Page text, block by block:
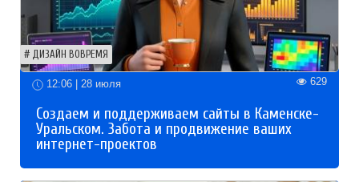
ДИЗАЙН ВОВРЕМЯ
12:06 | 28 июля 629
Создаем и поддерживаем сайты в Каменске-
Уральском. Забота и продвижение ваших
интернет-проектов